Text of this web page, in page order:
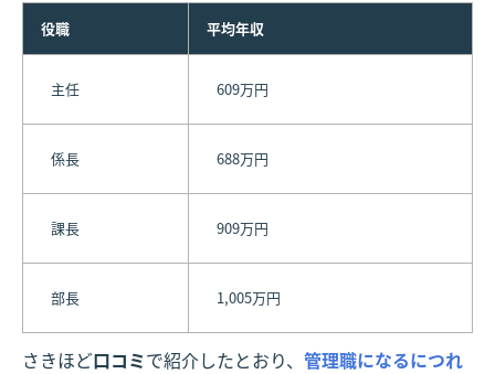
役職 平均年収
主任 609万円
係長 688万円
課長 909万円
部長 1,005万円
さきほど口コミで紹介したとおり、 管理職になるにつれ